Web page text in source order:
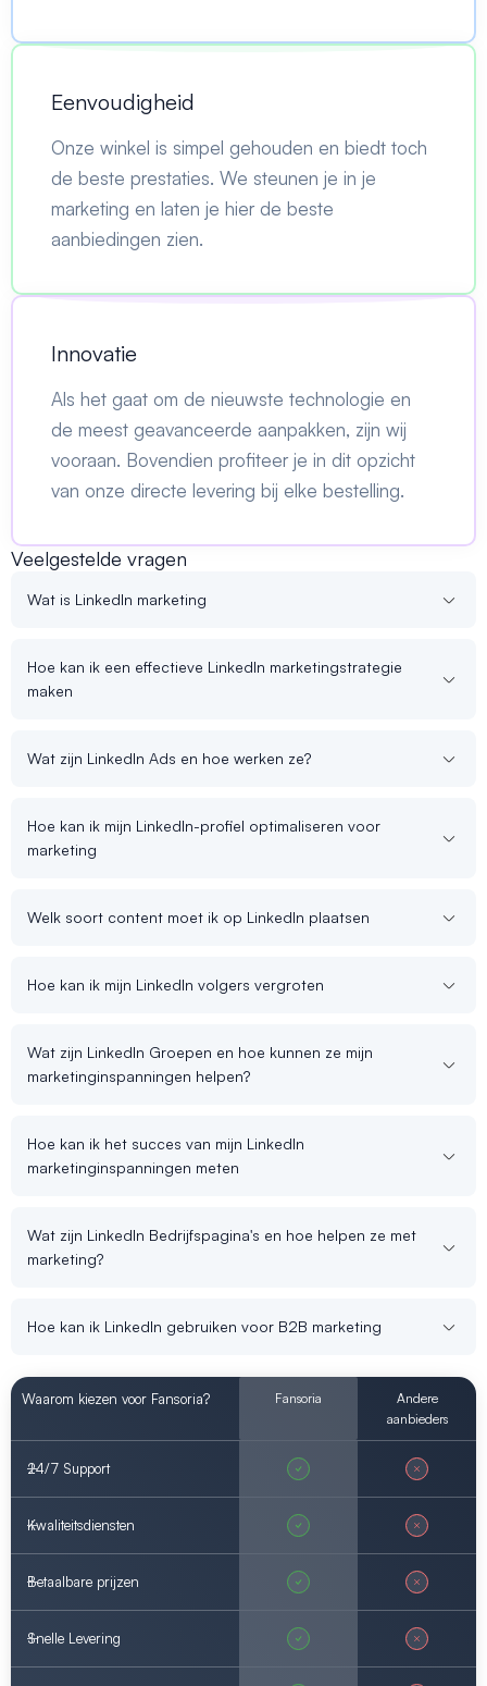
Eenvoudigheid
Onze winkel is simpel gehouden en biedt toch
de beste prestaties. We steunen je in je
marketing en laten je hier de beste
aanbiedingen zien.
Innovatie
Als het gaat om de nieuwste technologie en
de meest geavanceerde aanpakken, zijn wij
vooraan. Bovendien profiteer je in dit opzicht
van onze directe levering bij elke bestelling.
Veelgestelde vragen
Wat is LinkedIn marketing
Hoe kan ik een effectieve LinkedIn marketingstrategie
maken
Wat zijn LinkedIn Ads en hoe werken ze?
Hoe kan ik mijn LinkedIn-profiel optimaliseren voor
marketing
Welk soort content moet ik op LinkedIn plaatsen
Hoe kan ik mijn LinkedIn volgers vergroten
Wat zijn LinkedIn Groepen en hoe kunnen ze mijn
marketinginspanningen helpen?
Hoe kan ik het succes van mijn LinkedIn
marketinginspanningen meten
Wat zijn LinkedIn Bedrijfspagina's en hoe helpen ze met
marketing?
Hoe kan ik LinkedIn gebruiken voor B2B marketing
Waarom kiezen voor Fansoria? Fansoria
Andere
aanbieders
24/7 Support
Kwaliteitsdiensten
Betaalbare prijzen
Snelle Levering